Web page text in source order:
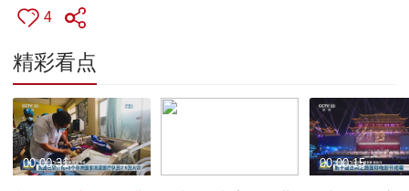
4
精彩看点
00:00:31 00:00:15